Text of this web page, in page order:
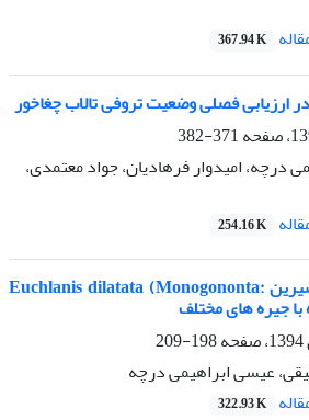
367.94 K
در ارزیابی فصلی وضعیت تروفی تالاب چغاخور
371-382
درچه، امیدوار فرهادیان، جواد معتمدی،
254.16 K
رشد و تولید روتیفر آب شیرین Euchlanis dilatata (Monogononta:
198-209
عیسی ابراهیمی درچه
322.93 K